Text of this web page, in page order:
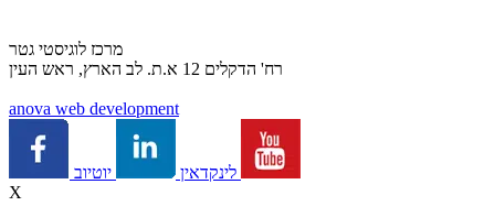
מרכז לוגיסטי גטר
רח' הדקלים 12 א.ת. לב הארץ, ראש העין
anova web development
לינקדאין
X